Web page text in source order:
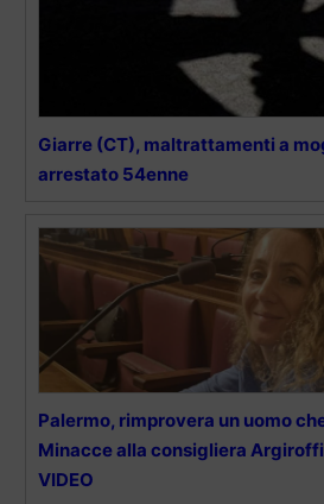
Giarre (CT), maltrattamenti a
arrestato 54enne
Palermo, rimprovera un uomo
Minacce alla consigliera Argiroffi
VIDEO